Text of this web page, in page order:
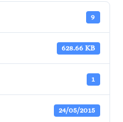
9
628.66 KB
1
24/05/2015